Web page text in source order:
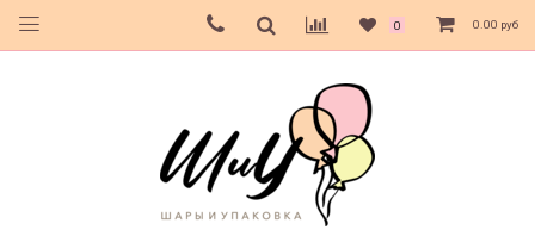
0 0.00 руб